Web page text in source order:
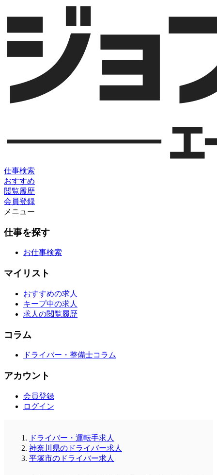
仕事検索
おすすめ
閲覧履歴
会員登録
メニュー
仕事を探す
お仕事検索
マイリスト
おすすめの求人
キープ中の求人
求人の閲覧履歴
コラム
ドライバー・整備士コラム
アカウント
会員登録
ログイン
ドライバー・運転手求人
神奈川県のドライバー求人
平塚市のドライバー求人